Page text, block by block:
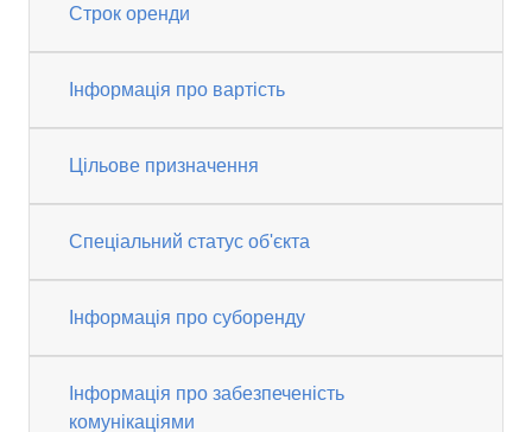
Строк оренди
Інформація про вартість
Цільове призначення
Спеціальний статус об'єкта
Інформація про суборенду
Інформація про забезпеченість
комунікаціями